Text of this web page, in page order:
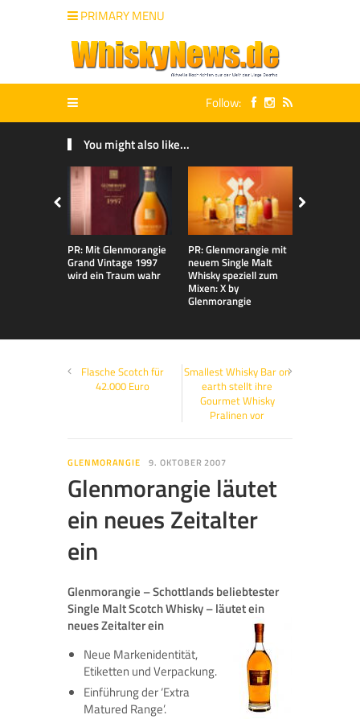
PRIMARY MENU
Follow:
You might also like...
PR: Mit Glenmorangie
Grand Vintage 1997
wird ein Traum wahr
PR: Glenmorangie mit
neuem Single Malt
Whisky speziell zum
Mixen: X by
Glenmorangie
Flasche Scotch für
42.000 Euro
Smallest Whisky Bar on
earth stellt ihre
Gourmet Whisky
Pralinen vor
GLENMORANGIE 9. OKTOBER 2007
Glenmorangie läutet
ein neues Zeitalter
ein
Glenmorangie – Schottlands beliebtester
Single Malt Scotch Whisky – läutet ein
neues Zeitalter ein
Neue Markenidentität,
Etiketten und Verpackung.
Einführung der ‘Extra
Matured Range’.